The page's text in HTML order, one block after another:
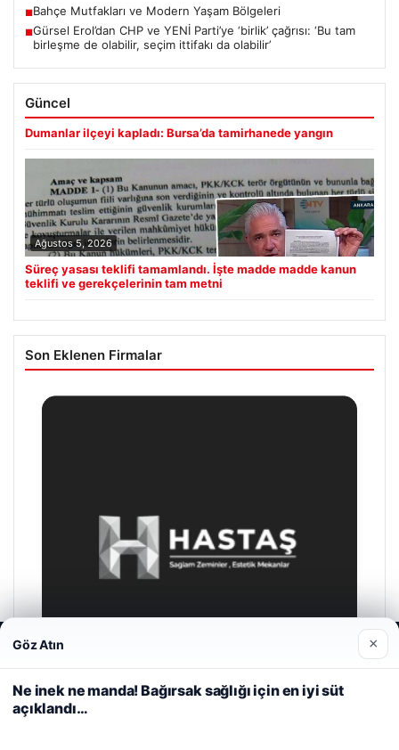
■Bahçe Mutfakları ve Modern Yaşam Bölgeleri
■Gürsel Erol’dan CHP ve YENİ Parti’ye ‘birlik’ çağrısı: ‘Bu tam
birleşme de olabilir, seçim ittifakı da olabilir’
Güncel
Dumanlar ilçeyi kapladı: Bursa’da tamirhanede yangın
Ağustos 5, 2026
Süreç yasası teklifi tamamlandı. İşte madde madde kanun
teklifi ve gerekçelerinin tam metni
Son Eklenen Firmalar
Web sitemizi nasıl kullandığınızı daha iyi anlayabilmek,
deneyiminizi kişiselleştirmek ve geliştirmek amacıyla çerezler
kullanıyoruz.
Çerez Politikamız
Reddet
Göz Atın ×
Ne inek ne manda! Bağırsak sağlığı için en iyi süt
açıklandı…